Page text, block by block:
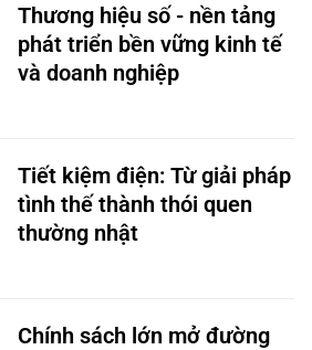
Thương hiệu số - nền tảng
phát triển bền vững kinh tế
và doanh nghiệp
Tiết kiệm điện: Từ giải pháp
tình thế thành thói quen
thường nhật
Chính sách lớn mở đường